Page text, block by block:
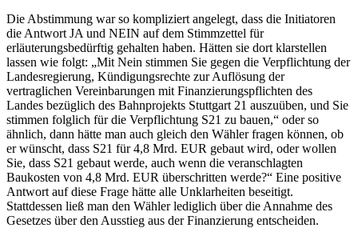
Die Abstimmung war so kompliziert angelegt, dass die Initiatoren
die Antwort JA und NEIN auf dem Stimmzettel für
erläuterungsbedürftig gehalten haben. Hätten sie dort klarstellen
lassen wie folgt: „Mit Nein stimmen Sie gegen die Verpflichtung der
Landesregierung, Kündigungsrechte zur Auflösung der
vertraglichen Vereinbarungen mit Finanzierungspflichten des
Landes bezüglich des Bahnprojekts Stuttgart 21 auszuüben, und Sie
stimmen folglich für die Verpflichtung S21 zu bauen,“ oder so
ähnlich, dann hätte man auch gleich den Wähler fragen können, ob
er wünscht, dass S21 für 4,8 Mrd. EUR gebaut wird, oder wollen
Sie, dass S21 gebaut werde, auch wenn die veranschlagten
Baukosten von 4,8 Mrd. EUR überschritten werde?“ Eine positive
Antwort auf diese Frage hätte alle Unklarheiten beseitigt.
Stattdessen ließ man den Wähler lediglich über die Annahme des
Gesetzes über den Ausstieg aus der Finanzierung entscheiden.